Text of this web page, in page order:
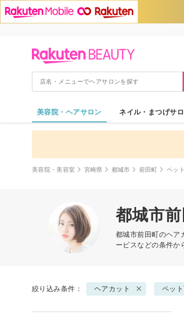
美容院・ヘアサロン ネイル・まつげサ
美容院・美容室 宮崎県 都城市 前田町 ペッ
都城市
都城市前田町のヘア
ービスなどの条件か
絞り込み条件： ヘアカット ペッ